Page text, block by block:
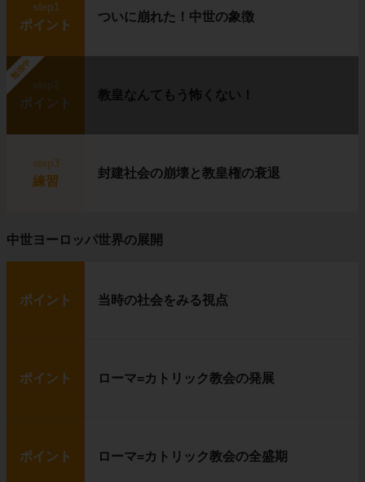
step1
ポイント
ついに崩れた！中世の象徴
勉強中
ポイント
教皇なんてもう怖くない！
step3
練習
封建社会の崩壊と教皇権の衰退
中世ヨーロッパ世界の展開
ポイント 当時の社会をみる視点
ポイント ローマ=カトリック教会の発展
ポイント ローマ=カトリック教会の全盛期